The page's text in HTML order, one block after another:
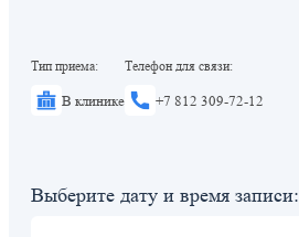
Тип приема:
В клинике
Телефон для связи:
+7 812 309-72-12
Выберите дату и время записи: